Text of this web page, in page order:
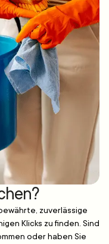
zuverlässige
Klicks zu finden. Sind
oder haben Sie